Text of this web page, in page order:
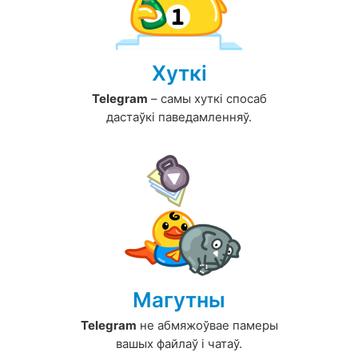
Хуткі
Telegram – самы хуткі спосаб
дастаўкі паведамленняў.
Магутны
Telegram не абмяжоўвае памеры
вашых файлаў і чатаў.